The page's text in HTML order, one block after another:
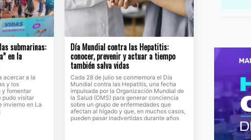
submarinas:
en la
acercar a la
y los
y fomentar
pudo visitar
invierno en La
Día Mundial contra las Hepatitis:
conocer, prevenir y actuar a tiempo
también salva vidas
Cada 28 de julio se conmemora el Día
Mundial contra las Hepatitis, una fecha
impulsada por la Organización Mundial de
la Salud (OMS) para generar conciencia
sobre un grupo de enfermedades que
afectan al hígado y que, en muchos casos,
pueden pasar inadvertidas durante años